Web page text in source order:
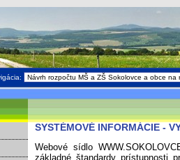
SYSTÉMOVÉ INFORMÁCIE -
Webové sídlo
základné štandardy prístupnosti